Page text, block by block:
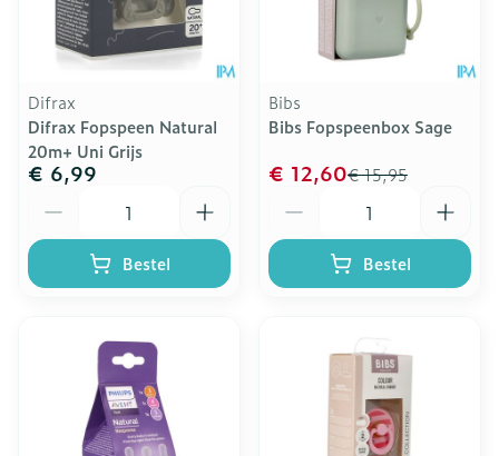
Difrax
Difrax Fopspeen Natural
20m+ Uni Grijs
€ 6,99
Bestel
Bibs
Bibs Fopspeenbox Sage
€ 15,95
€ 12,60
Bestel